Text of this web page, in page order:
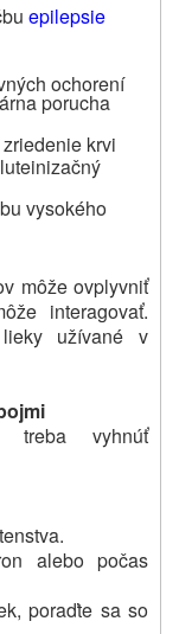
epilepsie
ochorení
porucha
krvi
vysokého
môže ovplyvniť
interagovať.
užívané v
treba vyhnúť
alebo počas
poraďte sa so